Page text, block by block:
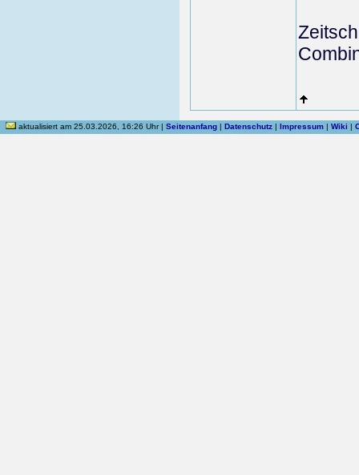
aktualisiert am 25.03.2026, 16:26 Uhr |Seitenanfang |Datenschutz |Impressum |Wiki |